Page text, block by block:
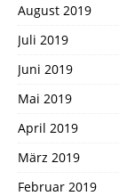
August 2019
Juli 2019
Juni 2019
Mai 2019
April 2019
März 2019
Februar 2019